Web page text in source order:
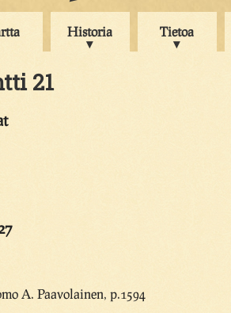
Historia Tietoa
21
A. Paavolainen, p.1594